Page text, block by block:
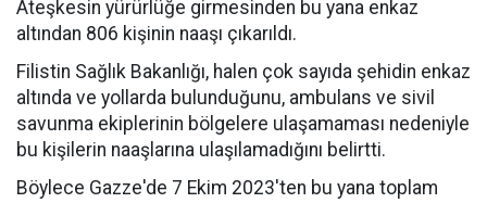
Ateşkesin yürürlüğe girmesinden bu yana enkaz
altından 806 kişinin naaşı çıkarıldı.
Filistin Sağlık Bakanlığı, halen çok sayıda şehidin enkaz
altında ve yollarda bulunduğunu, ambulans ve sivil
savunma ekiplerinin bölgelere ulaşamaması nedeniyle
bu kişilerin naaşlarına ulaşılamadığını belirtti.
Böylece Gazze'de 7 Ekim 2023'ten bu yana toplam